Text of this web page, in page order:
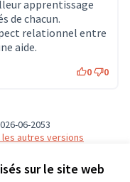
sur le site web
apprentissage
de chacun.
relationnel entre
aide.
0 0
06-2053
les autres versions